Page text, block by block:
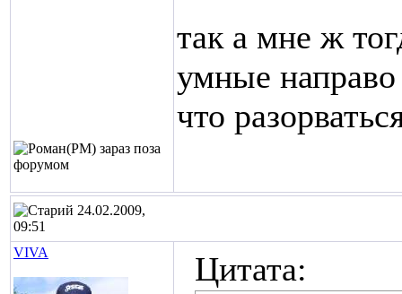
так а мне ж
умные
что
24.02.2009,
09:51
VIVA
Цитата: